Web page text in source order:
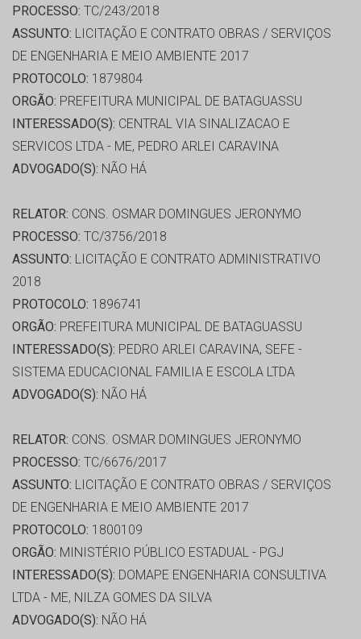
PROCESSO: TC/243/2018
ASSUNTO: LICITAÇÃO E CONTRATO OBRAS / SERVIÇOS
DE ENGENHARIA E MEIO AMBIENTE 2017
PROTOCOLO: 1879804
ORGÃO: PREFEITURA MUNICIPAL DE BATAGUASSU
INTERESSADO(S): CENTRAL VIA SINALIZACAO E
SERVICOS LTDA - ME, PEDRO ARLEI CARAVINA
ADVOGADO(S): NÃO HÁ
RELATOR: CONS. OSMAR DOMINGUES JERONYMO
PROCESSO: TC/3756/2018
ASSUNTO: LICITAÇÃO E CONTRATO ADMINISTRATIVO
2018
PROTOCOLO: 1896741
ORGÃO: PREFEITURA MUNICIPAL DE BATAGUASSU
INTERESSADO(S): PEDRO ARLEI CARAVINA, SEFE -
SISTEMA EDUCACIONAL FAMILIA E ESCOLA LTDA
ADVOGADO(S): NÃO HÁ
RELATOR: CONS. OSMAR DOMINGUES JERONYMO
PROCESSO: TC/6676/2017
ASSUNTO: LICITAÇÃO E CONTRATO OBRAS / SERVIÇOS
DE ENGENHARIA E MEIO AMBIENTE 2017
PROTOCOLO: 1800109
ORGÃO: MINISTÉRIO PÚBLICO ESTADUAL - PGJ
INTERESSADO(S): DOMAPE ENGENHARIA CONSULTIVA
LTDA - ME, NILZA GOMES DA SILVA
ADVOGADO(S): NÃO HÁ